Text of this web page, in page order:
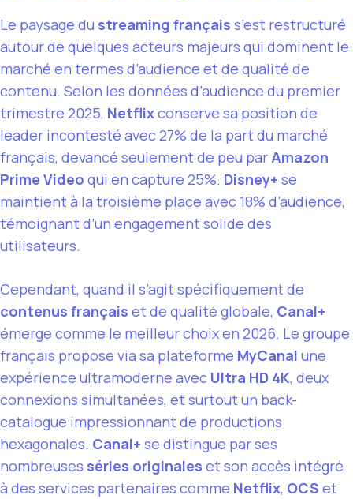
Le paysage du streaming français s’est restructuré
autour de quelques acteurs majeurs qui dominent le
marché en termes d’audience et de qualité de
contenu. Selon les données d’audience du premier
trimestre 2025, Netflixconserve sa position de
leader incontesté avec 27% de la part du marché
français, devancé seulement de peu par Amazon
Prime Video qui en capture 25%. Disney+ se
maintient à la troisième place avec 18% d’audience,
témoignant d’un engagement solide des
utilisateurs.
Cependant, quand il s’agit spécifiquement de
contenus français et de qualité globale, Canal+
émerge comme le meilleur choix en 2026. Le groupe
français propose via sa plateforme MyCanal une
expérience ultramoderne avec Ultra HD 4K, deux
connexions simultanées, et surtout un back-
catalogue impressionnant de productions
hexagonales. Canal+ se distingue par ses
nombreuses séries originales et son accès intégré
à des services partenaires comme Netflix, OCS et